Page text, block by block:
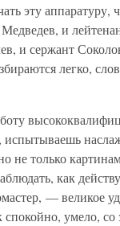
эту аппаратуру,
и
и сержант
легко,
испытываешь
не только
как
— великое
спокойно, умело, со